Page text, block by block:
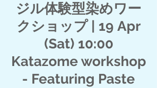
ジル体験型染めワー
クショップ | 19 Apr
(Sat) 10:00
Katazome workshop
- Featuring Paste